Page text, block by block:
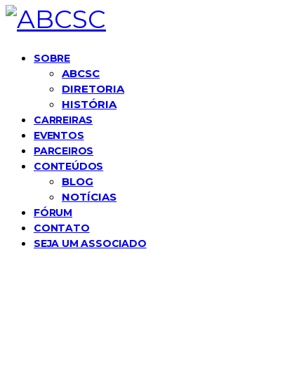
SOBRE
ABCSC
DIRETORIA
HISTÓRIA
CARREIRAS
EVENTOS
PARCEIROS
CONTEÚDOS
BLOG
NOTÍCIAS
FÓRUM
CONTATO
SEJA UM ASSOCIADO